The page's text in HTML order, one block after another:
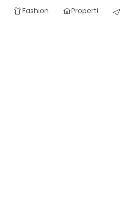
Fashion Properti